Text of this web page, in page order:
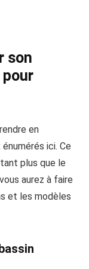
son
en
ici. Ce
plus que le
aurez à faire
et les modèles